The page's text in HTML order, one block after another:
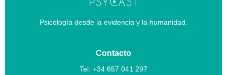
v
Psicología desde la evidencia y la humanidad.
Contacto
Tel: +34 657 041 297